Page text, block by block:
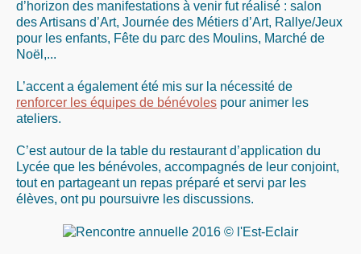
d’horizon des manifestations à venir fut réalisé : salon
des Artisans d’Art, Journée des Métiers d’Art, Rallye/Jeux
pour les enfants, Fête du parc des Moulins, Marché de
Noël,...
L’accent a également été mis sur la nécessité de
renforcer les équipes de bénévoles pour animer les
ateliers.
C’est autour de la table du restaurant d’application du
Lycée que les bénévoles, accompagnés de leur conjoint,
tout en partageant un repas préparé et servi par les
élèves, ont pu poursuivre les discussions.